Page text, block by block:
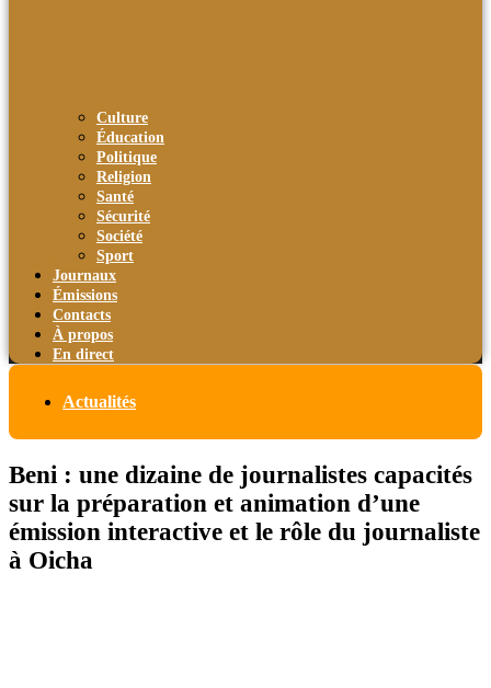
Culture
Éducation
Politique
Religion
Santé
Sécurité
Société
Sport
Journaux
Émissions
Contacts
À propos
En direct
Actualités
Beni : une dizaine de journalistes capacités
sur la préparation et animation d’une
émission interactive et le rôle du journaliste
à Oicha